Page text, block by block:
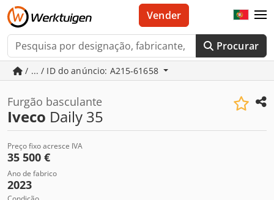
Procurar
Vender
/ ... / ID do anúncio: A215-61658
Furgão basculante
Iveco Daily 35
Preço fixo acresce IVA
35 500 €
Ano de fabrico
2023